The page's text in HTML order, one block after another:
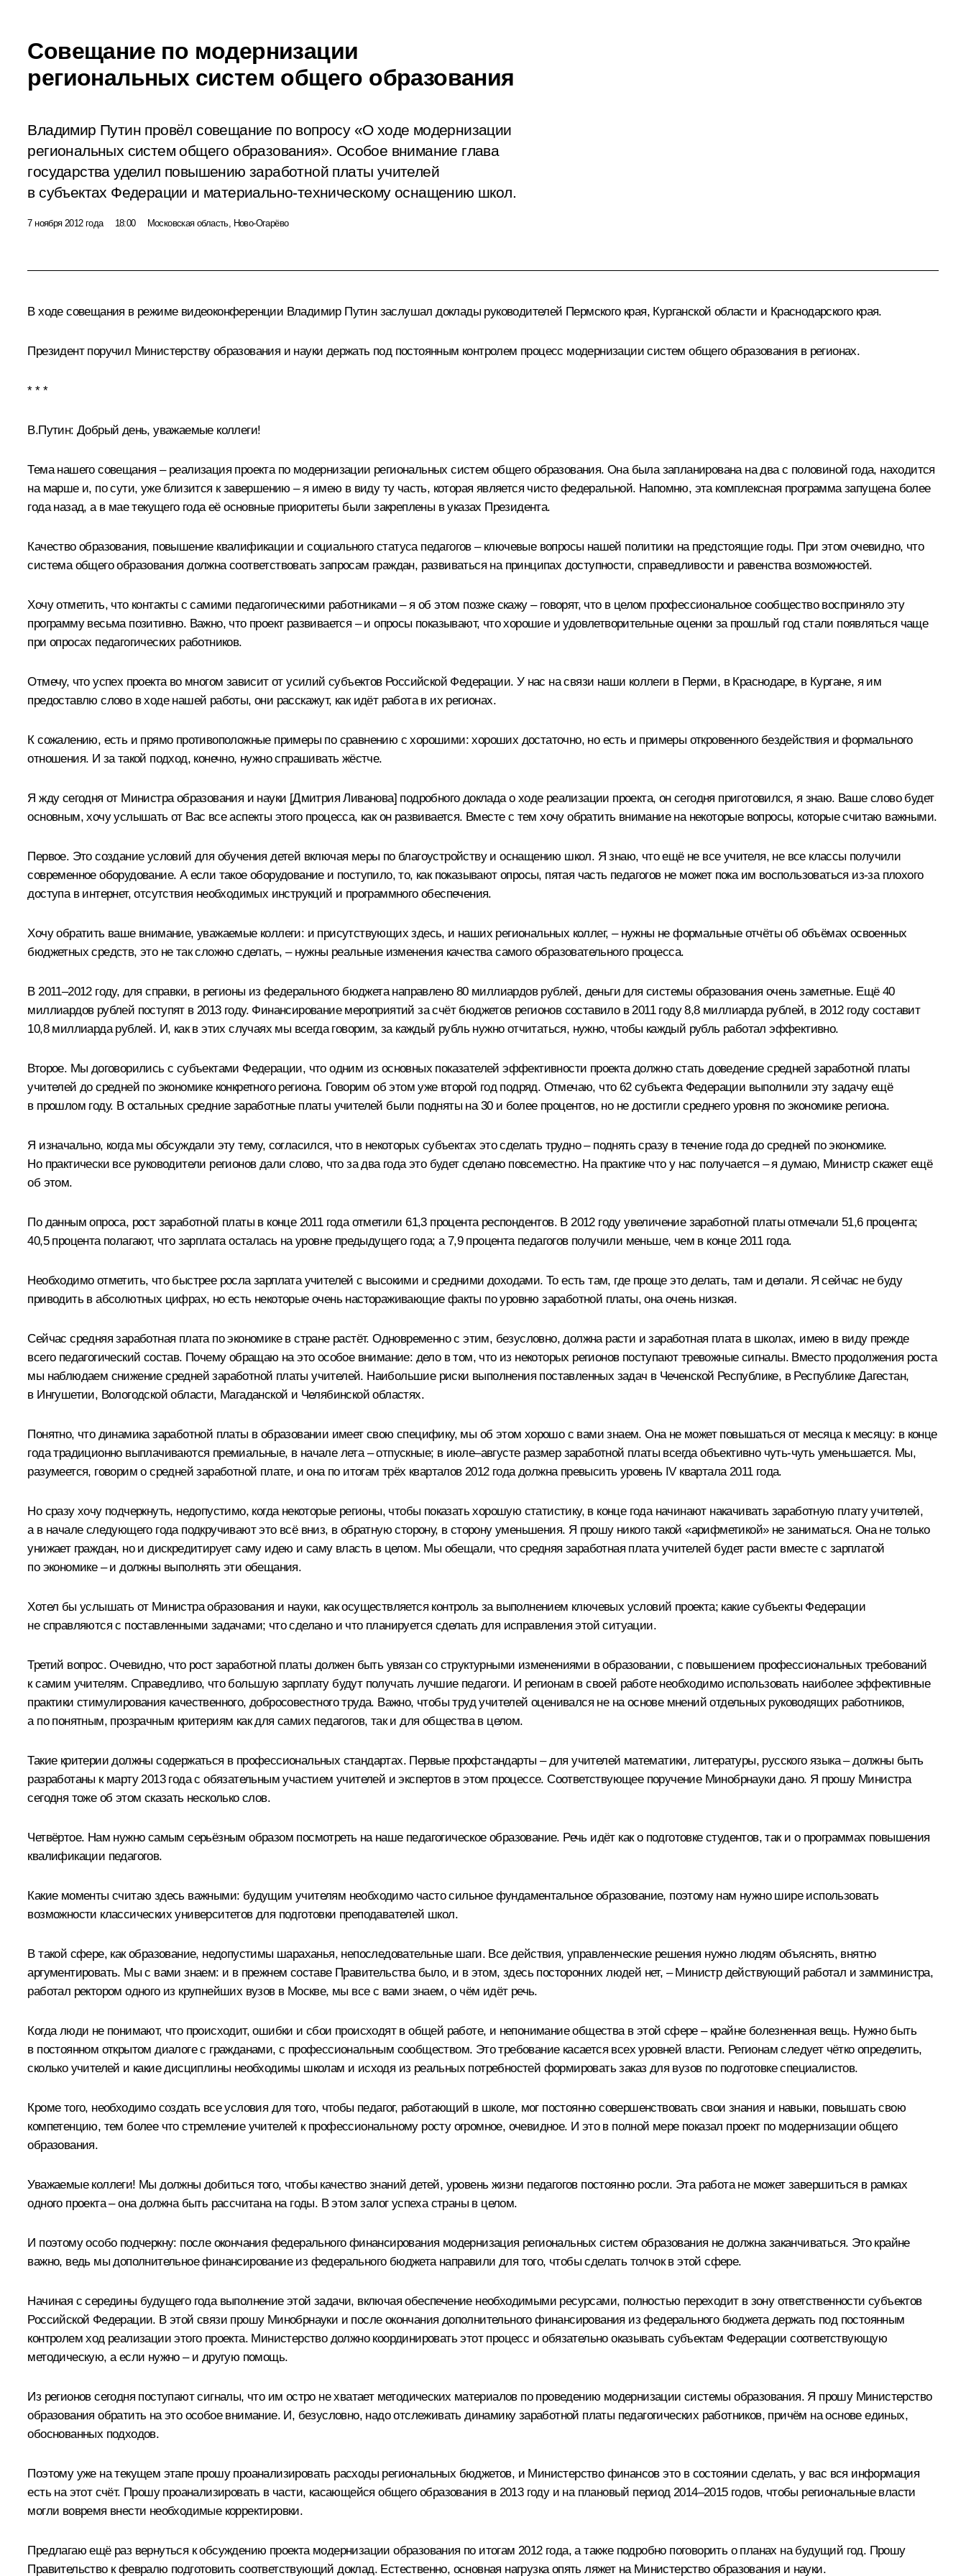
Совещание по модернизации
региональных систем общего образования
Владимир Путин провёл совещание по вопросу «О ходе модернизации
региональных систем общего образования». Особое внимание глава
государства уделил повышению заработной платы учителей
в субъектах Федерации и материально-техническому оснащению школ.
7 ноября 2012 года 18:00 Московская область, Ново-Огарёво
В ходе совещания в режиме видеоконференции Владимир Путин заслушал доклады руководителей Пермского края, Курганской области и Краснодарского края.
Президент поручил Министерству образования и науки держать под постоянным контролем процесс модернизации систем общего образования в регионах.
* * *
В.Путин: Добрый день, уважаемые коллеги!
Тема нашего совещания – реализация проекта по модернизации региональных систем общего образования. Она была запланирована на два с половиной года, находится
на марше и, по сути, уже близится к завершению – я имею в виду ту часть, которая является чисто федеральной. Напомню, эта комплексная программа запущена более
года назад, а в мае текущего года её основные приоритеты были закреплены в указах Президента.
Качество образования, повышение квалификации и социального статуса педагогов – ключевые вопросы нашей политики на предстоящие годы. При этом очевидно, что
система общего образования должна соответствовать запросам граждан, развиваться на принципах доступности, справедливости и равенства возможностей.
Хочу отметить, что контакты с самими педагогическими работниками – я об этом позже скажу – говорят, что в целом профессиональное сообщество восприняло эту
программу весьма позитивно. Важно, что проект развивается – и опросы показывают, что хорошие и удовлетворительные оценки за прошлый год стали появляться чаще
при опросах педагогических работников.
Отмечу, что успех проекта во многом зависит от усилий субъектов Российской Федерации. У нас на связи наши коллеги в Перми, в Краснодаре, в Кургане, я им
предоставлю слово в ходе нашей работы, они расскажут, как идёт работа в их регионах.
К сожалению, есть и прямо противоположные примеры по сравнению с хорошими: хороших достаточно, но есть и примеры откровенного бездействия и формального
отношения. И за такой подход, конечно, нужно спрашивать жёстче.
Я жду сегодня от Министра образования и науки [Дмитрия Ливанова] подробного доклада о ходе реализации проекта, он сегодня приготовился, я знаю. Ваше слово будет
основным, хочу услышать от Вас все аспекты этого процесса, как он развивается. Вместе с тем хочу обратить внимание на некоторые вопросы, которые считаю важными.
Первое. Это создание условий для обучения детей включая меры по благоустройству и оснащению школ. Я знаю, что ещё не все учителя, не все классы получили
современное оборудование. А если такое оборудование и поступило, то, как показывают опросы, пятая часть педагогов не может пока им воспользоваться из‑за плохого
доступа в интернет, отсутствия необходимых инструкций и программного обеспечения.
Хочу обратить ваше внимание, уважаемые коллеги: и присутствующих здесь, и наших региональных коллег, – нужны не формальные отчёты об объёмах освоенных
бюджетных средств, это не так сложно сделать, – нужны реальные изменения качества самого образовательного процесса.
В 2011–2012 году, для справки, в регионы из федерального бюджета направлено 80 миллиардов рублей, деньги для системы образования очень заметные. Ещё 40
миллиардов рублей поступят в 2013 году. Финансирование мероприятий за счёт бюджетов регионов составило в 2011 году 8,8 миллиарда рублей, в 2012 году составит
10,8 миллиарда рублей. И, как в этих случаях мы всегда говорим, за каждый рубль нужно отчитаться, нужно, чтобы каждый рубль работал эффективно.
Второе. Мы договорились с субъектами Федерации, что одним из основных показателей эффективности проекта должно стать доведение средней заработной платы
учителей до средней по экономике конкретного региона. Говорим об этом уже второй год подряд. Отмечаю, что 62 субъекта Федерации выполнили эту задачу ещё
в прошлом году. В остальных средние заработные платы учителей были подняты на 30 и более процентов, но не достигли среднего уровня по экономике региона.
Я изначально, когда мы обсуждали эту тему, согласился, что в некоторых субъектах это сделать трудно – поднять сразу в течение года до средней по экономике.
Но практически все руководители регионов дали слово, что за два года это будет сделано повсеместно. На практике что у нас получается – я думаю, Министр скажет ещё
об этом.
По данным опроса, рост заработной платы в конце 2011 года отметили 61,3 процента респондентов. В 2012 году увеличение заработной платы отмечали 51,6 процента;
40,5 процента полагают, что зарплата осталась на уровне предыдущего года; а 7,9 процента педагогов получили меньше, чем в конце 2011 года.
Необходимо отметить, что быстрее росла зарплата учителей с высокими и средними доходами. То есть там, где проще это делать, там и делали. Я сейчас не буду
приводить в абсолютных цифрах, но есть некоторые очень настораживающие факты по уровню заработной платы, она очень низкая.
Сейчас средняя заработная плата по экономике в стране растёт. Одновременно с этим, безусловно, должна расти и заработная плата в школах, имею в виду прежде
всего педагогический состав. Почему обращаю на это особое внимание: дело в том, что из некоторых регионов поступают тревожные сигналы. Вместо продолжения роста
мы наблюдаем снижение средней заработной платы учителей. Наибольшие риски выполнения поставленных задач в Чеченской Республике, в Республике Дагестан,
в Ингушетии, Вологодской области, Магаданской и Челябинской областях.
Понятно, что динамика заработной платы в образовании имеет свою специфику, мы об этом хорошо с вами знаем. Она не может повышаться от месяца к месяцу: в конце
года традиционно выплачиваются премиальные, в начале лета – отпускные; в июле–августе размер заработной платы всегда объективно чуть-чуть уменьшается. Мы,
разумеется, говорим о средней заработной плате, и она по итогам трёх кварталов 2012 года должна превысить уровень IV квартала 2011 года.
Но сразу хочу подчеркнуть, недопустимо, когда некоторые регионы, чтобы показать хорошую статистику, в конце года начинают накачивать заработную плату учителей,
а в начале следующего года подкручивают это всё вниз, в обратную сторону, в сторону уменьшения. Я прошу никого такой «арифметикой» не заниматься. Она не только
унижает граждан, но и дискредитирует саму идею и саму власть в целом. Мы обещали, что средняя заработная плата учителей будет расти вместе с зарплатой
по экономике – и должны выполнять эти обещания.
Хотел бы услышать от Министра образования и науки, как осуществляется контроль за выполнением ключевых условий проекта; какие субъекты Федерации
не справляются с поставленными задачами; что сделано и что планируется сделать для исправления этой ситуации.
Третий вопрос. Очевидно, что рост заработной платы должен быть увязан со структурными изменениями в образовании, с повышением профессиональных требований
к самим учителям. Справедливо, что большую зарплату будут получать лучшие педагоги. И регионам в своей работе необходимо использовать наиболее эффективные
практики стимулирования качественного, добросовестного труда. Важно, чтобы труд учителей оценивался не на основе мнений отдельных руководящих работников,
а по понятным, прозрачным критериям как для самих педагогов, так и для общества в целом.
Такие критерии должны содержаться в профессиональных стандартах. Первые профстандарты – для учителей математики, литературы, русского языка – должны быть
разработаны к марту 2013 года с обязательным участием учителей и экспертов в этом процессе. Соответствующее поручение Минобрнауки дано. Я прошу Министра
сегодня тоже об этом сказать несколько слов.
Четвёртое. Нам нужно самым серьёзным образом посмотреть на наше педагогическое образование. Речь идёт как о подготовке студентов, так и о программах повышения
квалификации педагогов.
Какие моменты считаю здесь важными: будущим учителям необходимо часто сильное фундаментальное образование, поэтому нам нужно шире использовать
возможности классических университетов для подготовки преподавателей школ.
В такой сфере, как образование, недопустимы шараханья, непоследовательные шаги. Все действия, управленческие решения нужно людям объяснять, внятно
аргументировать. Мы с вами знаем: и в прежнем составе Правительства было, и в этом, здесь посторонних людей нет, – Министр действующий работал и замминистра,
работал ректором одного из крупнейших вузов в Москве, мы все с вами знаем, о чём идёт речь.
Когда люди не понимают, что происходит, ошибки и сбои происходят в общей работе, и непонимание общества в этой сфере – крайне болезненная вещь. Нужно быть
в постоянном открытом диалоге с гражданами, с профессиональным сообществом. Это требование касается всех уровней власти. Регионам следует чётко определить,
сколько учителей и какие дисциплины необходимы школам и исходя из реальных потребностей формировать заказ для вузов по подготовке специалистов.
Кроме того, необходимо создать все условия для того, чтобы педагог, работающий в школе, мог постоянно совершенствовать свои знания и навыки, повышать свою
компетенцию, тем более что стремление учителей к профессиональному росту огромное, очевидное. И это в полной мере показал проект по модернизации общего
образования.
Уважаемые коллеги! Мы должны добиться того, чтобы качество знаний детей, уровень жизни педагогов постоянно росли. Эта работа не может завершиться в рамках
одного проекта – она должна быть рассчитана на годы. В этом залог успеха страны в целом.
И поэтому особо подчеркну: после окончания федерального финансирования модернизация региональных систем образования не должна заканчиваться. Это крайне
важно, ведь мы дополнительное финансирование из федерального бюджета направили для того, чтобы сделать толчок в этой сфере.
Начиная с середины будущего года выполнение этой задачи, включая обеспечение необходимыми ресурсами, полностью переходит в зону ответственности субъектов
Российской Федерации. В этой связи прошу Минобрнауки и после окончания дополнительного финансирования из федерального бюджета держать под постоянным
контролем ход реализации этого проекта. Министерство должно координировать этот процесс и обязательно оказывать субъектам Федерации соответствующую
методическую, а если нужно – и другую помощь.
Из регионов сегодня поступают сигналы, что им остро не хватает методических материалов по проведению модернизации системы образования. Я прошу Министерство
образования обратить на это особое внимание. И, безусловно, надо отслеживать динамику заработной платы педагогических работников, причём на основе единых,
обоснованных подходов.
Поэтому уже на текущем этапе прошу проанализировать расходы региональных бюджетов, и Министерство финансов это в состоянии сделать, у вас вся информация
есть на этот счёт. Прошу проанализировать в части, касающейся общего образования в 2013 году и на плановый период 2014–2015 годов, чтобы региональные власти
могли вовремя внести необходимые корректировки.
Предлагаю ещё раз вернуться к обсуждению проекта модернизации образования по итогам 2012 года, а также подробно поговорить о планах на будущий год. Прошу
Правительство к февралю подготовить соответствующий доклад. Естественно, основная нагрузка опять ляжет на Министерство образования и науки.